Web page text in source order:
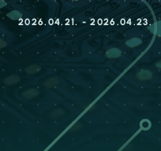
2026.04.21. - 2026.04.23.